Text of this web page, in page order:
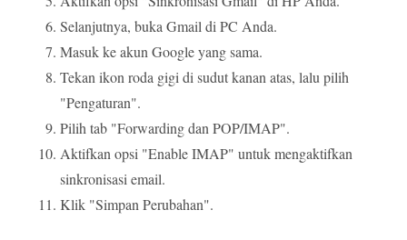
Selanjutnya, buka Gmail di PC Anda.
Masuk ke akun Google yang sama.
Tekan ikon roda gigi di sudut kanan atas, lalu pilih
"Pengaturan".
Pilih tab "Forwarding dan POP/IMAP".
Aktifkan opsi "Enable IMAP" untuk mengaktifkan
sinkronisasi email.
Klik "Simpan Perubahan".